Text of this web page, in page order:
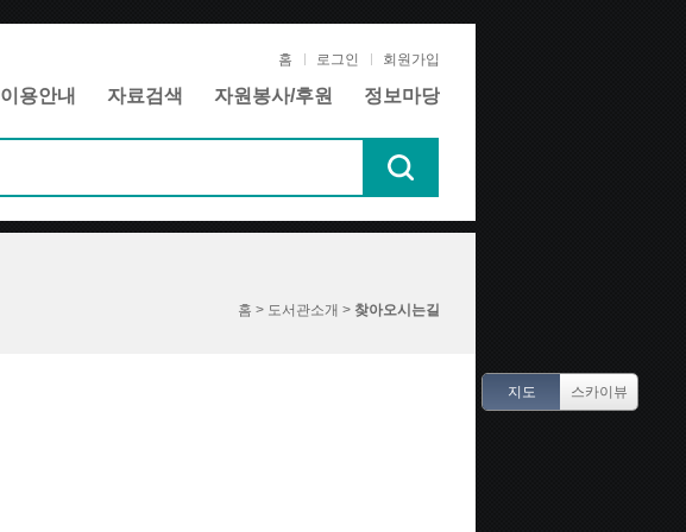
홈 로그인 회원가입
이용안내 자료검색 자원봉사/후원 정보마당
홈 > 도서관소개 > 찾아오시는길
지도 스카이뷰